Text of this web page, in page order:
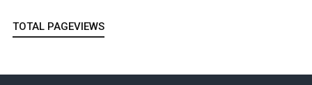
TOTAL PAGEVIEWS